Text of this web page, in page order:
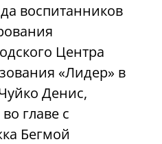
воспитанников
Центра
«Лидер» в
Денис,
главе с
Бегмой